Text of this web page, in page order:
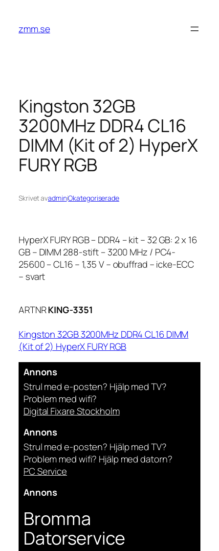
innehåll
zmm.se
Kingston 32GB
3200MHz DDR4 CL16
DIMM (Kit of 2) HyperX
FURY RGB
Skrivet avadminiOkategoriserade
HyperX FURY RGB – DDR4 – kit – 32 GB: 2 x 16
GB – DIMM 288-stift – 3200 MHz / PC4-
25600 – CL16 – 1,35 V – obuffrad – icke-ECC
– svart
ARTNRKING-3351
Kingston 32GB 3200MHz DDR4 CL16 DIMM
(Kit of 2) HyperX FURY RGB
Annons
Strul med e-posten? Hjälp med TV?
Problem med wifi?
Digital Fixare Stockholm
Annons
Strul med e-posten? Hjälp med TV?
Problem med wifi? Hjälp med datorn?
PC Service
Annons
Bromma
Datorservice